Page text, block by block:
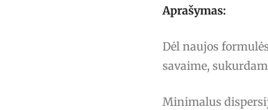
Aprašymas:
Dėl naujos
savaime,
Minimalus